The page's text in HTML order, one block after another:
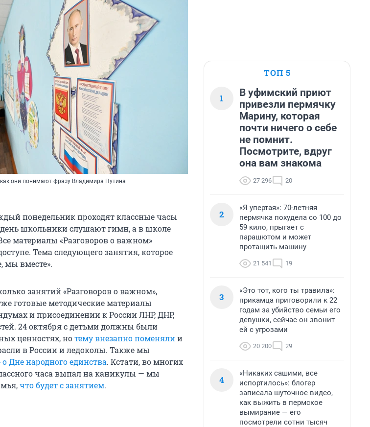
они понимают фразу Владимира Путина
понедельник проходят классные часы
школьники слушают гимн, а в школе
материалы «Разговоров о важном»
Тема следующего занятия, которое
мы вместе».
занятий «Разговоров о важном»,
готовые методические материалы
и присоединении к России ЛНР, ДНР,
24 октября с детьми должны были
ценностях, нотему внезапно поменялии
в России и ледоколы. Также мы
о Дне народного единства. Кстати, во многих
часа выпал на каникулы — мы
что будет с занятием.
ТОП 5
1
В уфимский приют
привезли пермячку
Марину, которая
почти ничего о себе
не помнит.
Посмотрите, вдруг
она вам знакома
27 296 20
2
«Я упертая»: 70-летняя
пермячка похудела со 100 до
59 кило, прыгает с
парашютом и может
протащить машину
21 541 19
3
«Это тот, кого ты травила»:
прикамца приговорили к 22
годам за убийство семьи его
девушки, сейчас он звонит
ей с угрозами
20 200 29
4
«Никаких сашими, все
испортилось»: блогер
записала шуточное видео,
как выжить в пермское
вымирание — его
посмотрели сотни тысяч